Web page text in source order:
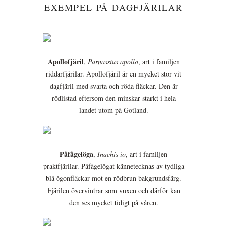
EXEMPEL PÅ DAGFJÄRILAR
Apollofjäril, Parnassius apollo, art i familjen
riddarfjärilar. Apollofjäril är en mycket stor vit
dagfjäril med svarta och röda fläckar. Den är
rödlistad eftersom den minskar starkt i hela
landet utom på Gotland.
Påfågelöga, Inachis io, art i familjen
praktfjärilar. Påfågelögat kännetecknas av tydliga
blå ögonfläckar mot en rödbrun bakgrundsfärg.
Fjärilen övervintrar som vuxen och därför kan
den ses mycket tidigt på våren.